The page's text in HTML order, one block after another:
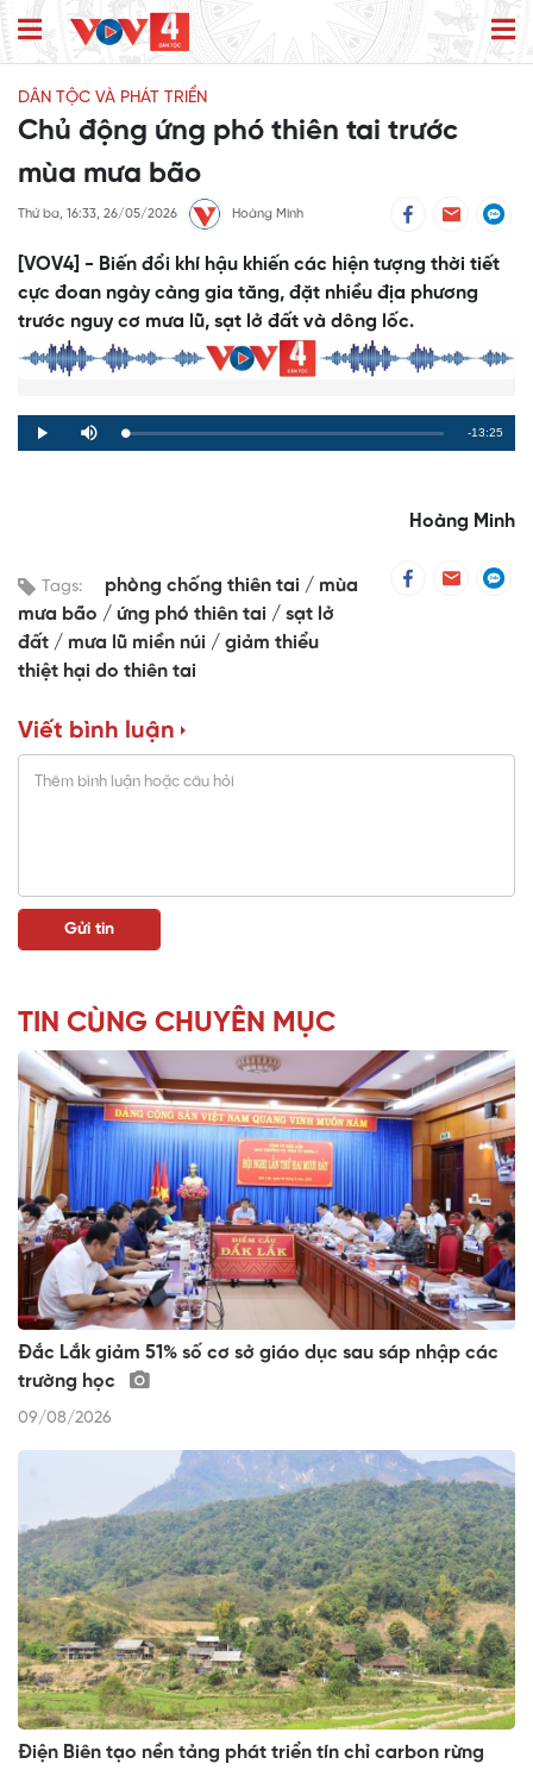
DÂN TỘC VÀ PHÁT TRIỂN
Chủ động ứng phó thiên tai trước
mùa mưa bão
Thứ ba, 16:33, 26/05/2026 Hoàng Minh
[VOV4] - Biến đổi khí hậu khiến các hiện tượng thời tiết
cực đoan ngày càng gia tăng, đặt nhiều địa phương
trước nguy cơ mưa lũ, sạt lở đất và dông lốc.
Play Mute Loaded:
0%
Progress:
0%
Remaining
-13:25
Hoàng Minh
Tags: phòng chống thiên tai
mùa
mưa bão
ứng phó thiên tai
sạt lở
đất
mưa lũ miền núi
giảm thiểu
thiệt hại do thiên tai
Viết bình luận
TIN CÙNG CHUYÊN MỤC
Đắc Lắk giảm 51% số cơ sở giáo dục sau sáp nhập các
trường học
09/08/2026
Điện Biên tạo nền tảng phát triển tín chỉ carbon rừng